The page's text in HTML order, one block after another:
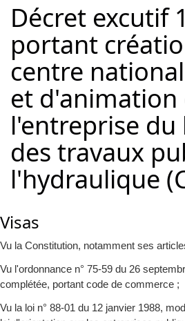
Décret excutif
portant
centre
et d'animation
l'entreprise
des travaux
l'hydraulique
Visas
Vu la Constitution, notamment ses
Vu l'ordonnance n° 75-59 du 26
complétée, portant code de commerce ;
Vu la loi n° 88-01 du 12 janvier 1988,